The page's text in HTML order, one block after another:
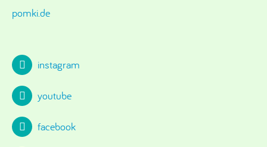
pomki.de
instagram
youtube
facebook